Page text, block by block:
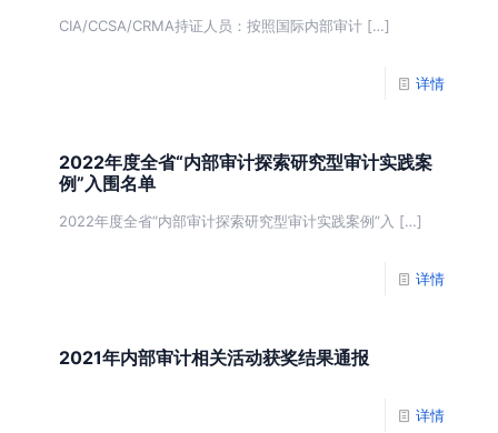
CIA/CCSA/CRMA持证人员：按照国际内部审计 […]
详情
2022年度全省“内部审计探索研究型审计实践案
例”入围名单
2022年度全省“内部审计探索研究型审计实践案例”入 […]
详情
2021年内部审计相关活动获奖结果通报
详情